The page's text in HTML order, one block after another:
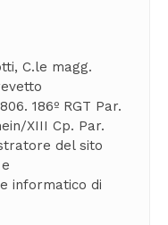
C.le magg.
186º RGT Par.
XIII Cp. Par.
del sito
informatico di